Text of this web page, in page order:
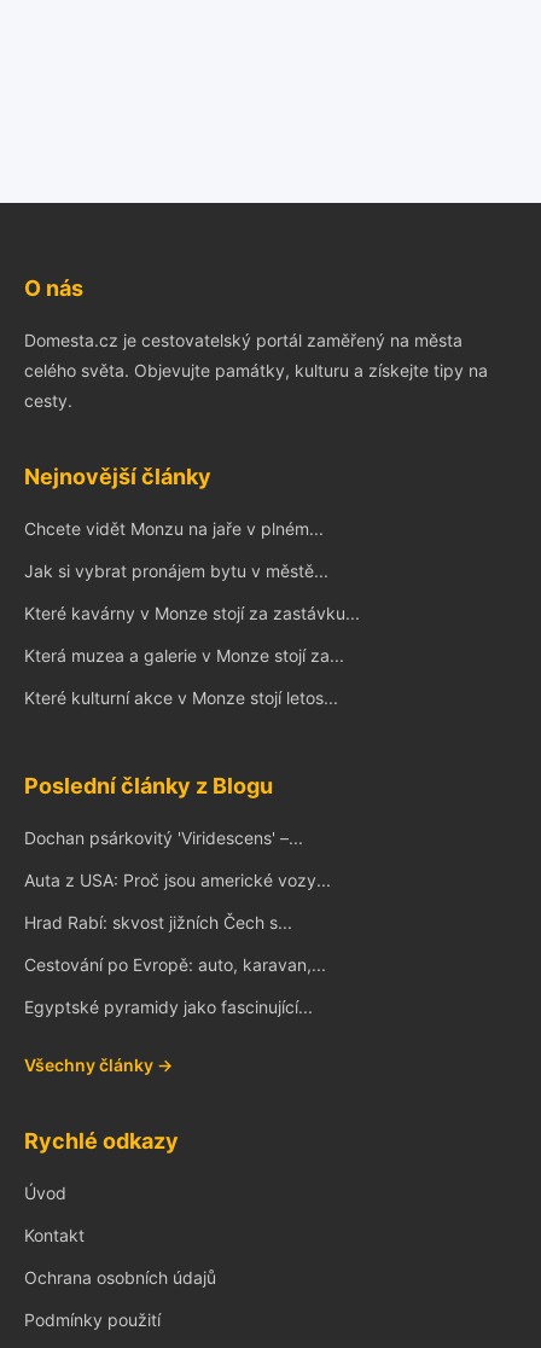
O nás
Domesta.cz je cestovatelský portál zaměřený na města
celého světa. Objevujte památky, kulturu a získejte tipy na
cesty.
Nejnovější články
Chcete vidět Monzu na jaře v plném...
Jak si vybrat pronájem bytu v městě...
Které kavárny v Monze stojí za zastávku...
Která muzea a galerie v Monze stojí za...
Které kulturní akce v Monze stojí letos...
Poslední články z Blogu
Dochan psárkovitý 'Viridescens' –...
Auta z USA: Proč jsou americké vozy...
Hrad Rabí: skvost jižních Čech s...
Cestování po Evropě: auto, karavan,...
Egyptské pyramidy jako fascinující...
Všechny články →
Rychlé odkazy
Úvod
Kontakt
Ochrana osobních údajů
Podmínky použití